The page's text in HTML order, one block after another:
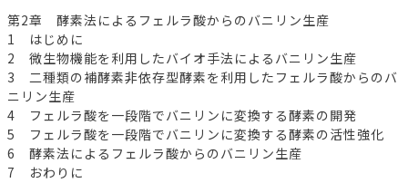
第2章 酵素法によるフェルラ酸からのバニリン生産
1 はじめに
2 微生物機能を利用したバイオ手法によるバニリン生産
3 二種類の補酵素非依存型酵素を利用したフェルラ酸からのバ
ニリン生産
4 フェルラ酸を一段階でバニリンに変換する酵素の開発
5 フェルラ酸を一段階でバニリンに変換する酵素の活性強化
6 酵素法によるフェルラ酸からのバニリン生産
7 おわりに